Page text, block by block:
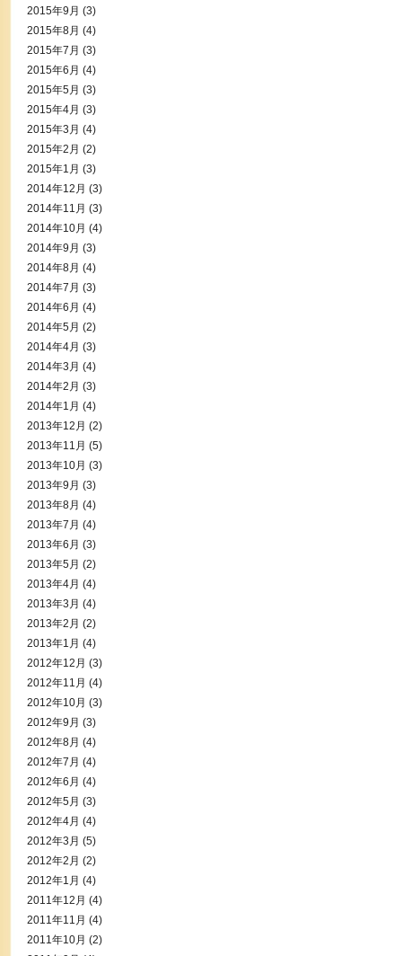
2015年9月 (3)
2015年8月 (4)
2015年7月 (3)
2015年6月 (4)
2015年5月 (3)
2015年4月 (3)
2015年3月 (4)
2015年2月 (2)
2015年1月 (3)
2014年12月 (3)
2014年11月 (3)
2014年10月 (4)
2014年9月 (3)
2014年8月 (4)
2014年7月 (3)
2014年6月 (4)
2014年5月 (2)
2014年4月 (3)
2014年3月 (4)
2014年2月 (3)
2014年1月 (4)
2013年12月 (2)
2013年11月 (5)
2013年10月 (3)
2013年9月 (3)
2013年8月 (4)
2013年7月 (4)
2013年6月 (3)
2013年5月 (2)
2013年4月 (4)
2013年3月 (4)
2013年2月 (2)
2013年1月 (4)
2012年12月 (3)
2012年11月 (4)
2012年10月 (3)
2012年9月 (3)
2012年8月 (4)
2012年7月 (4)
2012年6月 (4)
2012年5月 (3)
2012年4月 (4)
2012年3月 (5)
2012年2月 (2)
2012年1月 (4)
2011年12月 (4)
2011年11月 (4)
2011年10月 (2)